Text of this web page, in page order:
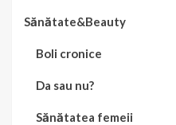
Sănătate&Beauty
Boli cronice
Da sau nu?
Sănătatea femeii